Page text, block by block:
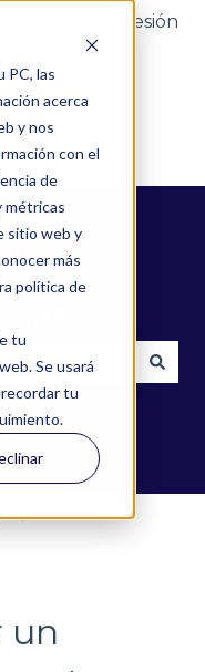
PC, las
acerca
y nos
con el
de
métricas
sitio web y
más
política de
tu
Se usará
tu
Iniciar sesión
campo de
un